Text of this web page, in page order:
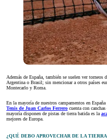
Además de España, también se suelen ver torneos
Argentina o Brasil; sin mencionar a otros países
Montecarlo y Roma.
En la mayoría de nuestros campamentos en
Tenis de Juan Carlos Ferrero cuenta con
mayoría disponen de pistas de tierra batida es la
mejores de Europa.
¿QUÉ DEBO APROVECHAR DE LA